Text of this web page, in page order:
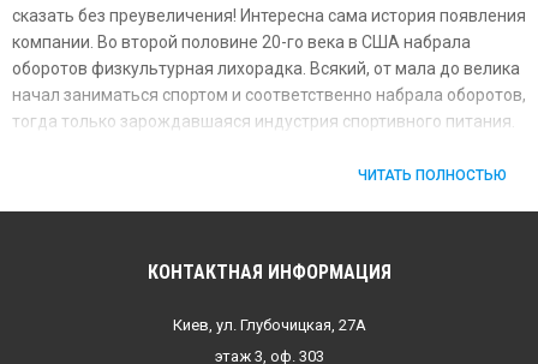
сказать без преувеличения! Интересна сама история появления
компании. Во второй половине 20-го века в США набрала
оборотов физкультурная лихорадка. Всякий, от мала до велика
начал заниматься спортом и соответственно набрала оборотов,
тогда только зарождавшаяся индустрия спортивного питания.
офиса в провинциальном городке, который арендовали братья
на протеин и другие спортивные продукты, на рынок пришло
опять попались на мошенников и поставили некачественный
протеин своему заказчику. Уже стоял вопрос о закрытии
ЧИТАТЬ ПОЛНОСТЬЮ
КОНТАКТНАЯ ИНФОРМАЦИЯ
Киев, ул. Глубочицкая, 27А
этаж 3, оф. 303